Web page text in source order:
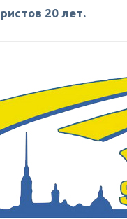
20 лет.